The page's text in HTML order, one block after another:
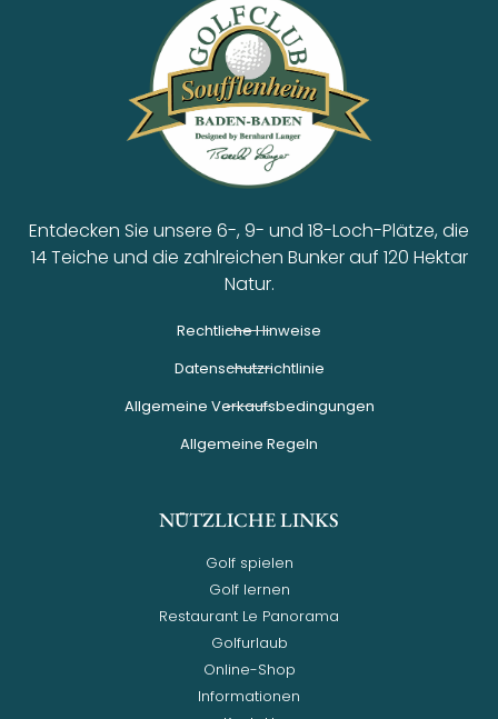
Entdecken Sie unsere 6-, 9- und 18-Loch-Plätze, die
14 Teiche und die zahlreichen Bunker auf 120 Hektar
Natur.
Rechtliche Hinweise
Datenschutzrichtlinie
Allgemeine Verkaufsbedingungen
Allgemeine Regeln
NÜTZLICHE LINKS
Golf spielen
Golf lernen
Restaurant Le Panorama
Golfurlaub
Online-Shop
Informationen